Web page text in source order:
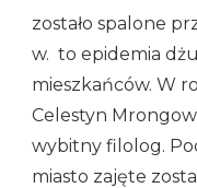
zostało spalone
w. to epidemia
mieszkańców. W
Celestyn
wybitny filolog.
miasto zajęte